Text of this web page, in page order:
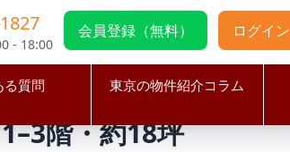
- 18:00
会員登録（無料） ログイン
る質問 東京の物件紹介コラム
居抜き／1–3階・約18坪
階・約18坪